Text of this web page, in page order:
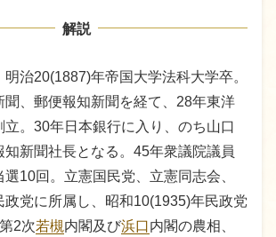
解説
治20(1887)年帝国大学法科大学卒。
聞、郵便報知新聞を経て、28年東洋
立。30年日本銀行に入り、のち山口
知新聞社長となる。45年衆議院議員
10回。立憲国民党、立憲同志会、
政党に所属し、昭和10(1935)年民政党
2次若槻内閣及び浜口内閣の農相、